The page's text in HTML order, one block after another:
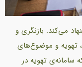
می‌کند. بازنگری و
تهویه و موضوع‌های
تهویه در